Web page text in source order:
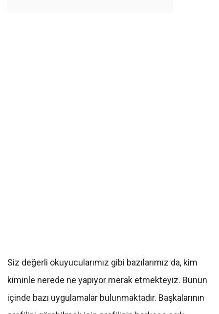
Siz değerli okuyucularımız gibi bazılarımız da, kim
kiminle nerede ne yapıyor merak etmekteyiz. Bunun
içinde bazı uygulamalar bulunmaktadır. Başkalarının